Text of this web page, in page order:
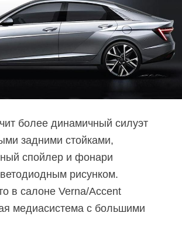
более динамичный силуэт
задними стойками,
спойлер и фонари
рисунком.
в салоне Verna/Accent
медиасистема с большими